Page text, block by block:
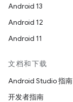
Android 13
Android 12
Android 11
文档和下载
Android Studio 指南
开发者指南